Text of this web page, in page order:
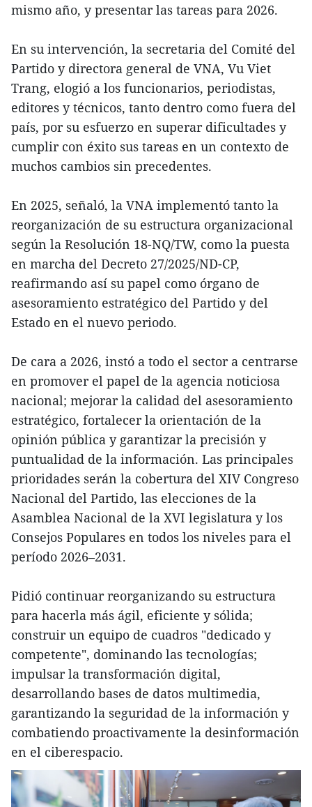
mismo año, y presentar las tareas para 2026.
En su intervención, la secretaria del Comité del
Partido y directora general de VNA, Vu Viet
Trang, elogió a los funcionarios, periodistas,
editores y técnicos, tanto dentro como fuera del
país, por su esfuerzo en superar dificultades y
cumplir con éxito sus tareas en un contexto de
muchos cambios sin precedentes.
En 2025, señaló, la VNA implementó tanto la
reorganización de su estructura organizacional
según la Resolución 18-NQ/TW, como la puesta
en marcha del Decreto 27/2025/ND-CP,
reafirmando así su papel como órgano de
asesoramiento estratégico del Partido y del
Estado en el nuevo periodo.
De cara a 2026, instó a todo el sector a centrarse
en promover el papel de la agencia noticiosa
nacional; mejorar la calidad del asesoramiento
estratégico, fortalecer la orientación de la
opinión pública y garantizar la precisión y
puntualidad de la información. Las principales
prioridades serán la cobertura del XIV Congreso
Nacional del Partido, las elecciones de la
Asamblea Nacional de la XVI legislatura y los
Consejos Populares en todos los niveles para el
período 2026–2031.
Pidió continuar reorganizando su estructura
para hacerla más ágil, eficiente y sólida;
construir un equipo de cuadros "dedicado y
competente", dominando las tecnologías;
impulsar la transformación digital,
desarrollando bases de datos multimedia,
garantizando la seguridad de la información y
combatiendo proactivamente la desinformación
en el ciberespacio.